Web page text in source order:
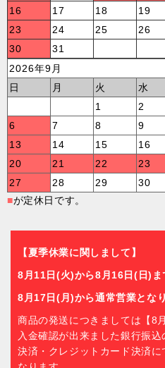
16
17 18 19
23
24 25 26
30
31
2026年9月
日
月 火 水
1
2
6
7 8 9
13
14 15 16
20
21 22 23
27
28 29
30
■が定休日です。
【夏季休業に関しまして】
8月11日(火)から8月16日(日)ま
8月17日(月)から通常営業となり
商品の発送につきましては【8
入金確認が出来ました銀行振
決済・クレジットカード決済